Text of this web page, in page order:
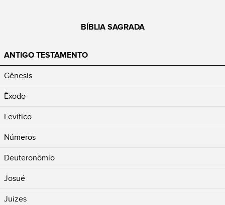
BÍBLIA SAGRADA
ANTIGO TESTAMENTO
Gênesis
Êxodo
Levítico
Números
Deuteronômio
Josué
Juizes